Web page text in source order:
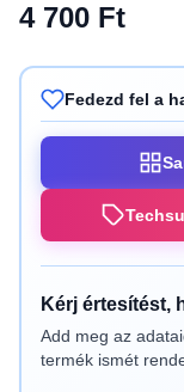
4 700 Ft
Fedezd fel a
Kérj értesítést,
Add meg az
termék ismét